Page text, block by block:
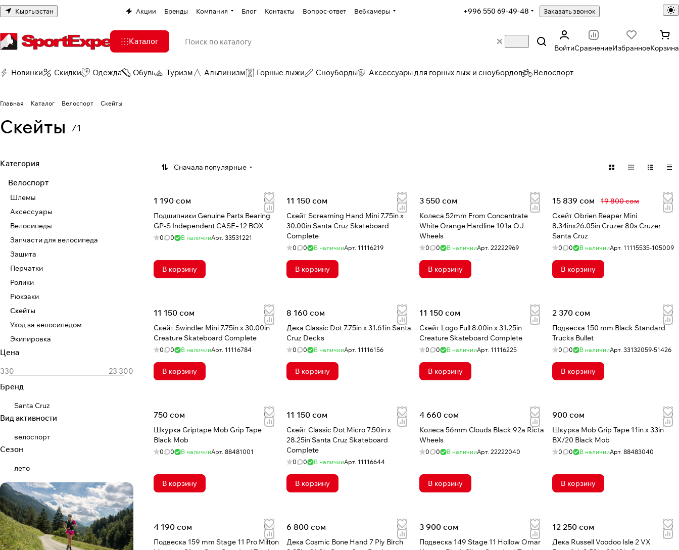
Кыргызстан Акции Бренды Компания Блог Контакты Вопрос-ответ Вебкамеры +996 550 69-49-48 Заказать звонок
Каталог
ВойтиСравнениеИзбранноеКорзина
Новинки Скидки Одежда Обувь Туризм Альпинизм Горные лыжи Сноуборды Аксессуары для горных лыж и сноубордов Велоспорт
Главная Каталог Велоспорт Скейты
Скейты 71
Сначала популярные
1 190 сом
Подшипники Genuine Parts Bearing
GP-S Independent CASE=12 BOX
0 0 В наличииАрт. 33531221
В корзину
11 150 сом
Скейт Screaming Hand Mini 7.75in x
30.00in Santa Cruz Skateboard
Complete
0 0 В наличииАрт. 11116219
В корзину
3 550 сом
Колеса 52mm From Concentrate
White Orange Hardline 101a OJ
Wheels
0 0 В наличииАрт. 22222969
В корзину
15 839 сом
19 800 сом
Скейт Obrien Reaper Mini
8.34inx26.05in Cruzer 80s Cruzer
Santa Cruz
0 0 В наличииАрт. 11115535-105009
В корзину
11 150 сом
Скейт Swindler Mini 7.75in x 30.00in
Creature Skateboard Complete
0 0 В наличииАрт. 11116784
В корзину
8 160 сом
Дека Classic Dot 7.75in x 31.61in Santa
Cruz Decks
0 0 В наличииАрт. 11116156
В корзину
11 150 сом
Скейт Logo Full 8.00in x 31.25in
Creature Skateboard Complete
0 0 В наличииАрт. 11116225
В корзину
2 370 сом
Подвеска 150 mm Black Standard
Trucks Bullet
0 0 В наличииАрт. 33132059-51426
В корзину
750 сом
Шкурка Griptape Mob Grip Tape
Black Mob
0 0 В наличииАрт. 88481001
В корзину
11 150 сом
Скейт Classic Dot Micro 7.50in x
28.25in Santa Cruz Skateboard
Complete
0 0 В наличииАрт. 11116644
В корзину
4 660 сом
Колеса 56mm Clouds Black 92a Ricta
Wheels
0 0 В наличииАрт. 22222040
В корзину
900 сом
Шкурка Mob Grip Tape 11in x 33in
BX/20 Black Mob
0 0 В наличииАрт. 88483040
В корзину
4 190 сом
Подвеска 159 mm Stage 11 Pro Milton
6 800 сом
Дека Cosmic Bone Hand 7 Ply Birch
3 900 сом
Подвеска 149 Stage 11 Hollow Omar
12 250 сом
Дека Russell Voodoo Isle 2 VX
Категория
Велоспорт
Шлемы
Аксессуары
Велосипеды
Запчасти для велосипеда
Защита
Перчатки
Ролики
Рюкзаки
Скейты
Уход за велосипедом
Экипировка
Цена
Бренд
Santa Cruz
Вид активности
велоспорт
Сезон
лето